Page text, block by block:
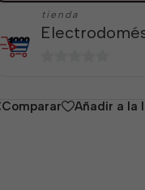
tienda
5
Comparar Añadir a la